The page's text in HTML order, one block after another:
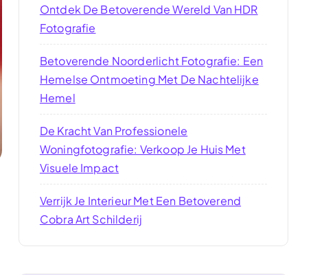
Ontdek De Betoverende Wereld Van HDR
Fotografie
Betoverende Noorderlicht Fotografie: Een
Hemelse Ontmoeting Met De Nachtelijke
Hemel
De Kracht Van Professionele
Woningfotografie: Verkoop Je Huis Met
Visuele Impact
Verrijk Je Interieur Met Een Betoverend
Cobra Art Schilderij